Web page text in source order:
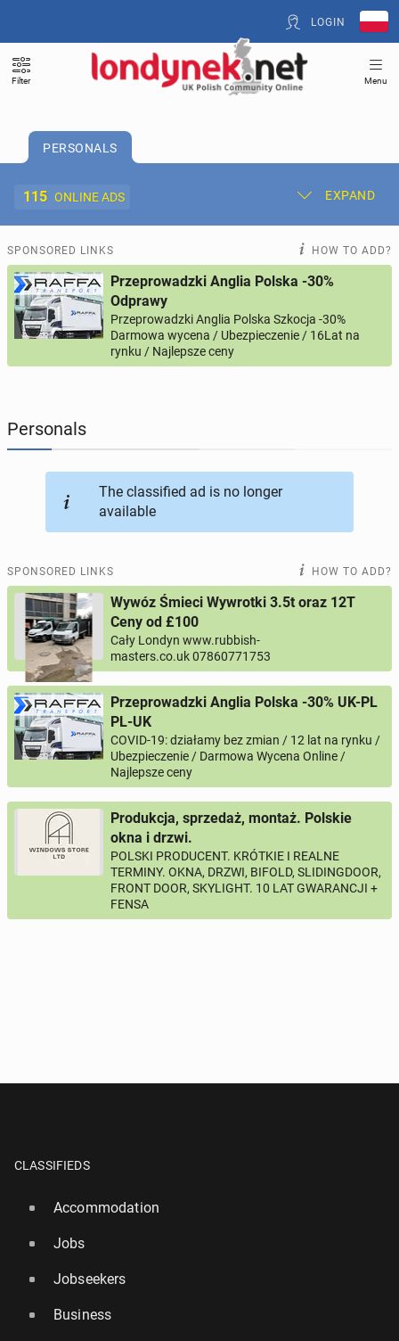
LOGIN
Filter Menu
PERSONALS
115 ONLINE ADS EXPAND
Post New Ad My Ads
Offer and Adverts Price
ACCOMMODATION 269online ads
JOBSEEKERS
BUSINESS
AUTOMOTIVE 12online ads
PERSONALS
SPONSORED LINKS HOW TO ADD?
Przeprowadzki Anglia Polska -30%
Odprawy
Przeprowadzki Anglia Polska Szkocja -30%
Darmowa wycena / Ubezpieczenie / 16Lat na
rynku / Najlepsze ceny
Personals
The classified ad is no longer
available
SPONSORED LINKS HOW TO ADD?
Wywóz Śmieci Wywrotki 3.5t oraz 12T
Ceny od £100
Cały Londyn www.rubbish-
masters.co.uk 07860771753
Przeprowadzki Anglia Polska -30% UK-PL
PL-UK
COVID-19: działamy bez zmian / 12 lat na rynku /
Ubezpieczenie / Darmowa Wycena Online /
Najlepsze ceny
Produkcja, sprzedaż, montaż. Polskie
okna i drzwi.
POLSKI PRODUCENT. KRÓTKIE I REALNE
TERMINY. OKNA, DRZWI, BIFOLD, SLIDINGDOOR,
FRONT DOOR, SKYLIGHT. 10 LAT GWARANCJI +
FENSA
CLASSIFIEDS
Accommodation
Jobs
Jobseekers
Business